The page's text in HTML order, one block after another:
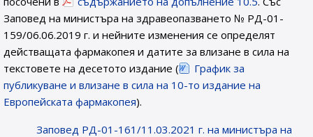
Заповед на министъра на здравеопазването № РД-01-
159/06.06.2019 г. и нейните изменения се определят
действащата фармакопея и датите за влизане в сила на
текстовете на десетото издание (
График за
публикуване и влизане в сила на 10-то издание на
Европейската фармакопея).
Заповед РД-01-161/11.03.2021 г. на министъра на